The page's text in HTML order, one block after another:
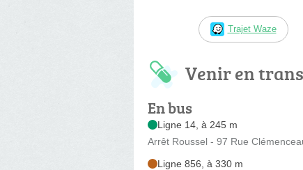
Trajet Waze
Venir en
En bus
Ligne 14, à 245 m
Arrêt Roussel - 97 Rue
Ligne 856, à 330 m